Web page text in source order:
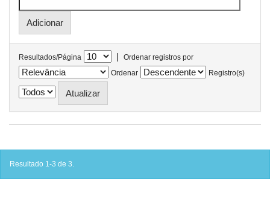
Resultados/Página |
Ordenar registros por
Ordenar
Registro(s)
Resultado 1-3 de 3.